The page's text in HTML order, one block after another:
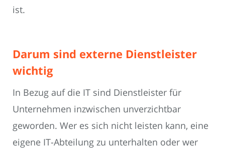
ist.
Darum sind externe Dienstleister
wichtig
In Bezug auf die IT sind Dienstleister für
Unternehmen inzwischen unverzichtbar
geworden. Wer es sich nicht leisten kann, eine
eigene IT-Abteilung zu unterhalten oder wer